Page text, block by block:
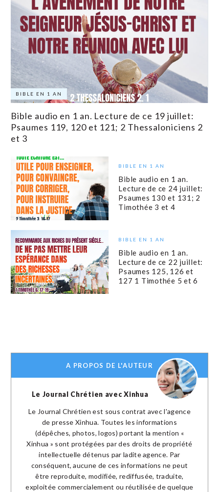
BIBLE EN 1 AN
Bible audio en 1 an. Lecture de ce 19 juillet:
Psaumes 119, 120 et 121; 2 Thessaloniciens 2
et 3
BIBLE EN 1 AN
Bible audio en 1 an.
Lecture de ce 24 juillet:
Psaumes 130 et 131; 2
Timothée 3 et 4
BIBLE EN 1 AN
Bible audio en 1 an.
Lecture de ce 22 juillet:
Psaumes 125, 126 et
127 1 Timothée 5 et 6
A PROPOS DE L'AUTEUR
Le Journal Chrétien avec Xinhua
Le Journal Chrétien est sous contrat avec l'agence
de presse Xinhua. Toutes les informations
(dépêches, photos, logos) portant la mention «
Xinhua » sont protégées par des droits de propriété
intellectuelle détenus par ladite agence. Par
conséquent, aucune de ces informations ne peut
être reproduite, modifiée, rediffusée, traduite,
exploitée commercialement ou réutilisée de quelque